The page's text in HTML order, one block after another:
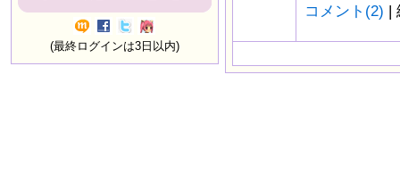
(最終ログインは3日以内)
コメント(2) |